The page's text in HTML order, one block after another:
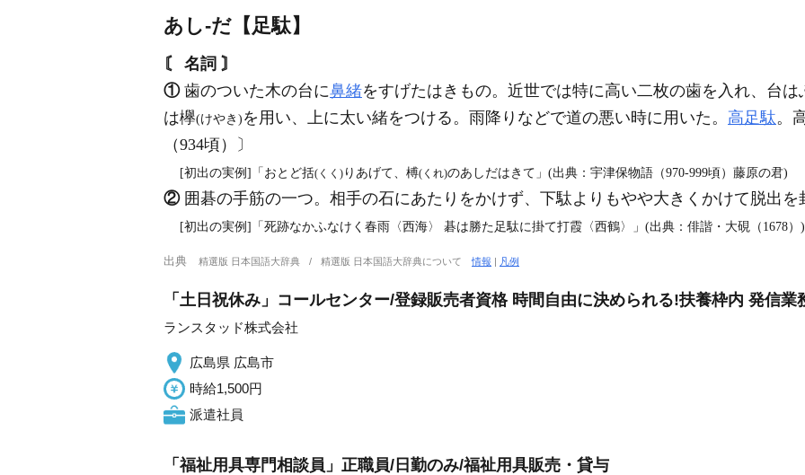
あし‐だ【足駄】
〘 名詞 〙
①歯のついた木の台に鼻緒をすげたはきもの。近世では特に高い二枚の歯を入れ、台
は欅(けやき)を用い、上に太い緒をつける。雨降りなどで道の悪い時に用いた。 高足駄。
（934頃）〕
[初出の実例]「おとど括(くく) りあげて、榑(くれ)のあしだはきて」(出典：宇津保物語（970‐999頃）藤原の君)
②囲碁の手筋の一つ。相手の石にあたりをかけず、下駄よりもやや大きくかけて脱出を
[初出の実例]「死跡なかふなけく春雨〈西海〉 碁は勝た足駄に掛て打霞〈西鶴〉」(出典：俳諧・大硯（1678）)
出典 精選版 日本国語大辞典 精選版 日本国語大辞典について情報 | 凡例
「土日祝休み」コールセンター/登録販売者資格 時間自由に決められる!扶養枠内 発信業
ランスタッド株式会社
広島県 広島市
時給1,500円
派遣社員
「福祉用具専門相談員」正職員/日勤のみ/福祉用具販売・貸与